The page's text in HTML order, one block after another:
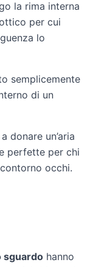
la rima interna
per cui
lo
semplicemente
di un
donare un’aria
perfette per chi
occhi.
sguardo hanno